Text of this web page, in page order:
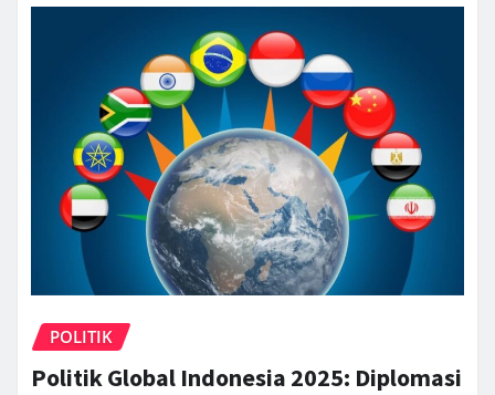
POLITIK
Politik Global Indonesia 2025: Diplomasi